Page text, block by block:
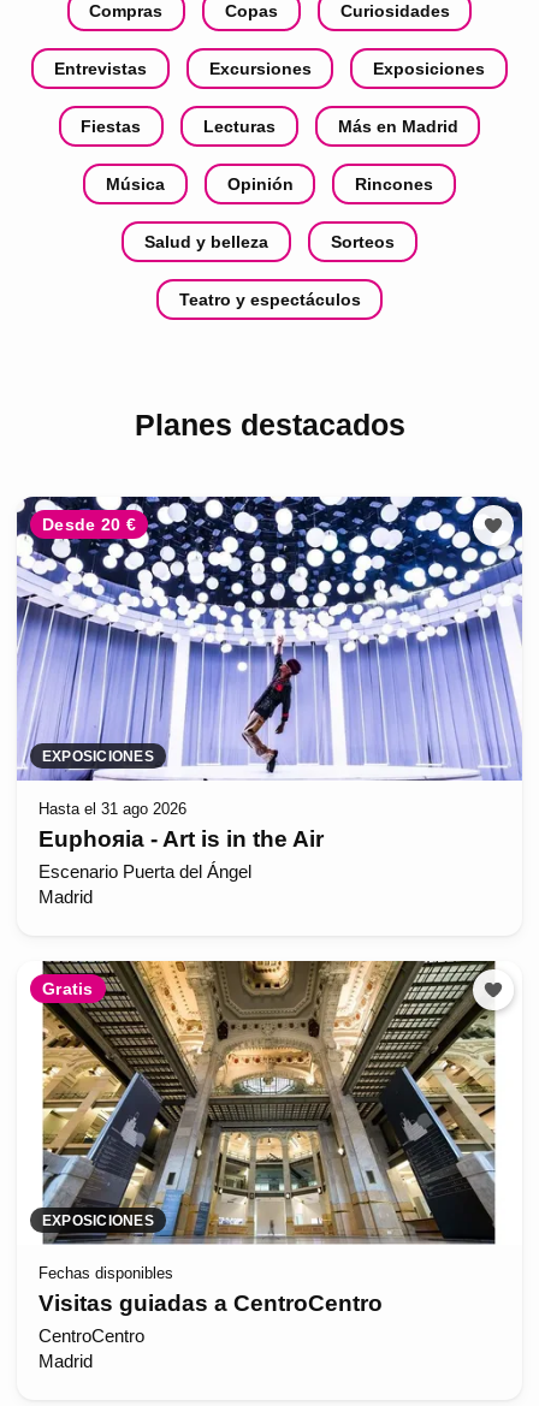
Compras Copas Curiosidades
Entrevistas Excursiones Exposiciones
Fiestas Lecturas Más en Madrid
Música Opinión Rincones
Salud y belleza Sorteos
Teatro y espectáculos
Planes destacados
Desde 20 €
EXPOSICIONES
Hasta el 31 ago 2026
Euphoяia - Art is in the Air
Escenario Puerta del Ángel
Madrid
Gratis
EXPOSICIONES
Fechas disponibles
Visitas guiadas a CentroCentro
CentroCentro
Madrid